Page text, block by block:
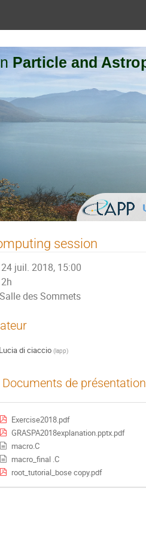
session
24 juil. 2018, 15:00
2h
Salle des Sommets
Lucia di ciaccio (lapp)
Documents de présentation
Exercise2018.pdf
GRASPA2018explanation.pptx.pdf
macro.C
macro_final .C
root_tutorial_bose copy.pdf